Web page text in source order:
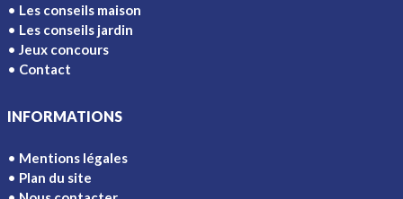
Les conseils maison
Les conseils jardin
Jeux concours
Contact
INFORMATIONS
Mentions légales
Plan du site